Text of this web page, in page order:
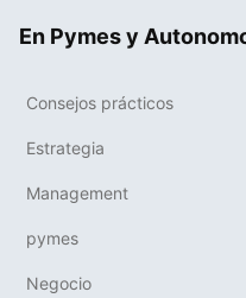
En Pymes y
Consejos prácticos
Estrategia
Management
pymes
Negocio